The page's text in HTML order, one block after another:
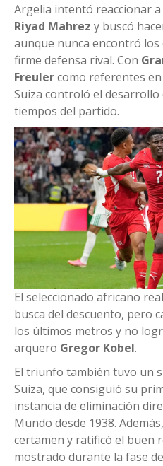
Argelia intentó reaccionar
Riyad Mahrez y buscó
aunque nunca encontró
firme defensa rival. Con
Freulercomo referentes en
Suiza controló el
tiempos del partido.
El seleccionado africano
busca del descuento, pero
los últimos metros y no
arquero Gregor Kobel.
El triunfo también tuvo un
Suiza, que consiguió su
instancia de eliminación
Mundo desde 1938.
certamen y ratificó el buen
mostrado durante la fase